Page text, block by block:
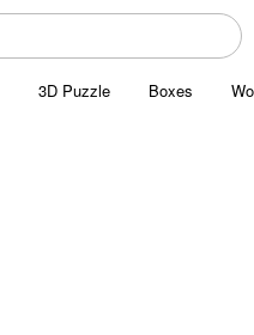
3D Puzzle Boxes